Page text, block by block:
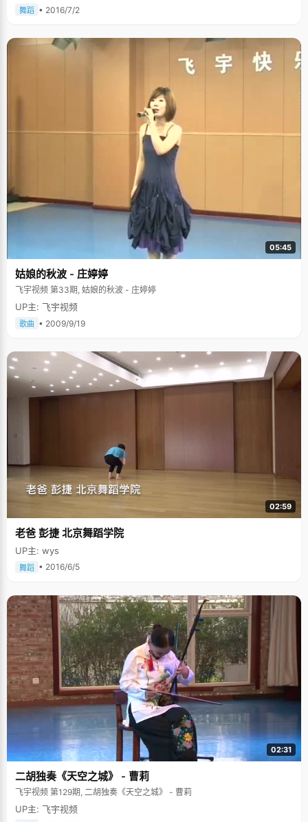
舞蹈 • 2016/7/2
05:45
姑娘的秋波 - 庄婷婷
飞宇视频 第33期, 姑娘的秋波 - 庄婷婷
UP主: 飞宇视频
歌曲 • 2009/9/19
02:59
老爸 彭捷 北京舞蹈学院
UP主: wys
舞蹈 • 2016/6/5
02:31
二胡独奏《天空之城》 - 曹莉
飞宇视频 第129期, 二胡独奏《天空之城》 - 曹莉
UP主: 飞宇视频